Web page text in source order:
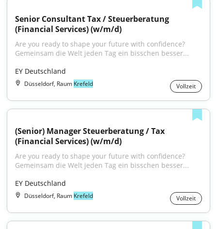
Senior Consultant Tax / Steuerberatung
(Financial Services) (w/m/d)
Are you ready to shape your future with confidence?
Gemeinsam die Welt jeden Tag ein bisschen besser...
EY Deutschland
Düsseldorf, Raum Krefeld Vollzeit
(Senior) Manager Steuerberatung / Tax
(Financial Services) (w/m/d)
Are you ready to shape your future with confidence?
Gemeinsam die Welt jeden Tag ein bisschen besser...
EY Deutschland
Düsseldorf, Raum Krefeld Vollzeit